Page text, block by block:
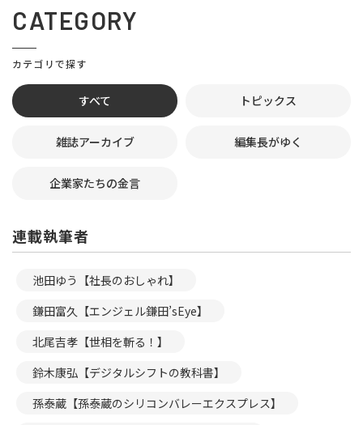
CATEGORY
カテゴリで探す
すべて トピックス
雑誌アーカイブ 編集長がゆく
企業家たちの金言
連載執筆者
池田ゆう【社長のおしゃれ】
鎌田富久【エンジェル鎌田’sEye】
北尾吉孝【世相を斬る！】
鈴木康弘【デジタルシフトの教科書】
孫泰蔵【孫泰蔵のシリコンバレーエクスプレス】